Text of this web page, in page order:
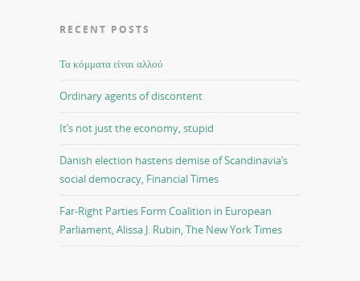
RECENT POSTS
Τα κόμματα είναι αλλού
Ordinary agents of discontent
It’s not just the economy, stupid
Danish election hastens demise of Scandinavia’s
social democracy, Financial Times
Far-Right Parties Form Coalition in European
Parliament, Alissa J. Rubin, The New York Times